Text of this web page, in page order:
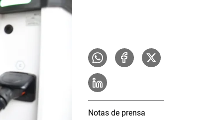
Notas de prensa